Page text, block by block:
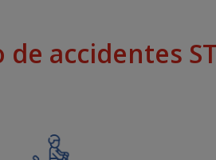
de accidentes